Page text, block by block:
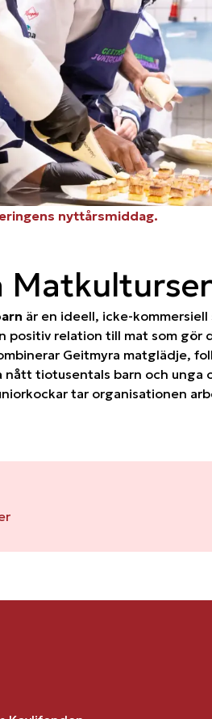
nyttårsmiddag.
är en ideell, icke-
positiv relation till mat som
Geitmyra matglädje,
nått tiotusentals barn och unga
tar organisationen